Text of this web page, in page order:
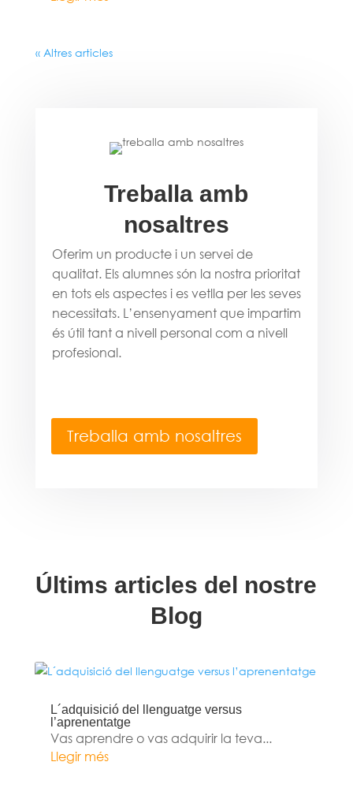
« Altres articles
Treballa amb
nosaltres
Oferim un producte i un servei de
qualitat. Els alumnes són la nostra prioritat
en tots els aspectes i es vetlla per les seves
necessitats. L’ensenyament que impartim
és útil tant a nivell personal com a nivell
profesional.
Treballa amb nosaltres
Últims articles del nostre
Blog
L´adquisició del llenguatge versus
l’aprenentatge
Vas aprendre o vas adquirir la teva...
Llegir més